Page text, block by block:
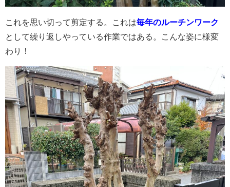
これを思い切って剪定する。これは毎年のルーチンワーク
として繰り返しやっている作業ではある。こんな姿に様変
わり！